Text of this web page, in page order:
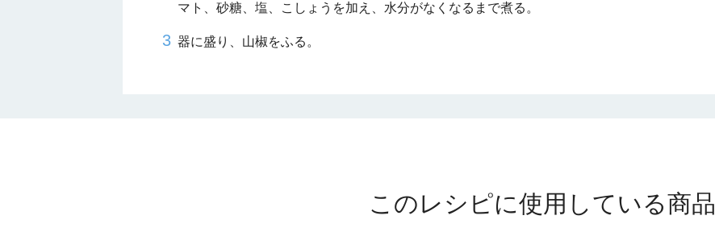
マト、砂糖、塩、こしょうを加え、水分がなくなるまで煮る。
器に盛り、山椒をふる。
このレシピに使用している商品